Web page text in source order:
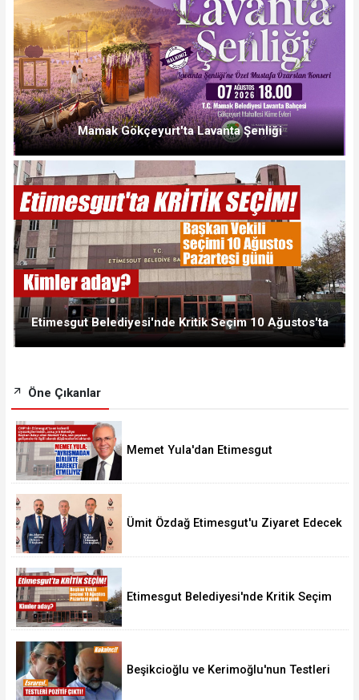
Mamak Gökçeyurt'ta Lavanta Şenliği
Etimesgut Belediyesi'nde Kritik Seçim 10 Ağustos'ta
Öne Çıkanlar
Memet Yula'dan Etimesgut
Ümit Özdağ Etimesgut'u Ziyaret Edecek
Etimesgut Belediyesi'nde Kritik Seçim
Beşikcioğlu ve Kerimoğlu'nun Testleri